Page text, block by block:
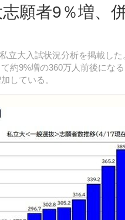
志願者9％増、
立大入試状況分析を掲載し
約9%増の360万人前後にな
している。